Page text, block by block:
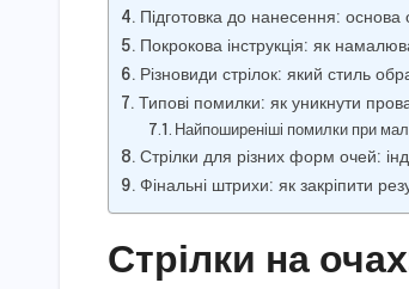
Підготовка до нанесення: основа
Покрокова інструкція: як
Різновиди стрілок: який стиль
Типові помилки: як уникнути
Найпоширеніші помилки при
Стрілки для різних форм очей:
Фінальні штрихи: як закріпити
Стрілки на